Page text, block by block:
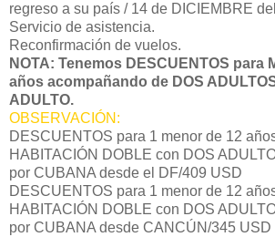
regreso a su país / 14 de DICIEMBRE
Servicio de asistencia.
Reconfirmación de vuelos.
NOTA: Tenemos DESCUENTOS para
años acompañando de DOS
ADULTO.
OBSERVACIÓN:
DESCUENTOS para 1 menor de 12
HABITACIÓN DOBLE con DOS
por CUBANA desde el DF/409 USD
DESCUENTOS para 1 menor de 12
HABITACIÓN DOBLE con DOS
por CUBANA desde CANCÚN/345 USD